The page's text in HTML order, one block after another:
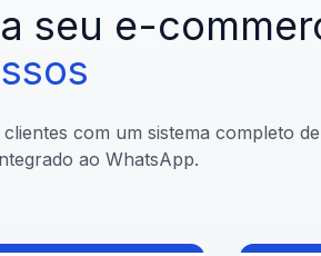
seu e-
com um sistema completo
ao WhatsApp.